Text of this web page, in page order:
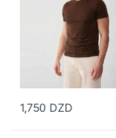
1,750 DZD
Ce produit a